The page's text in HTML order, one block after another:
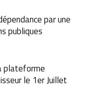
par une
publiques
plateforme
le 1er Juillet